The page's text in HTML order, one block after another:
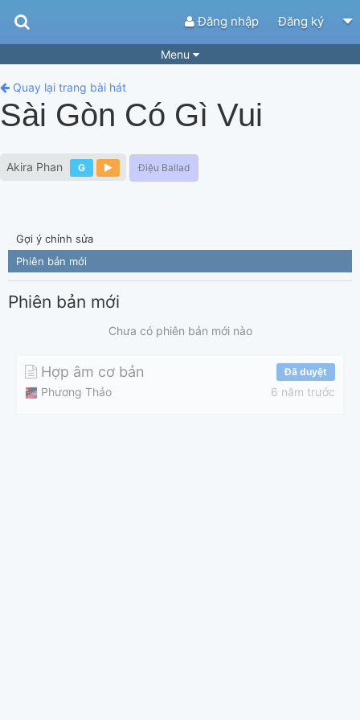
Đăng nhập Đăng ký
Menu
Bài hát
Playlist Hợp âm
Tìm theo hợp âm
Khóa học
Tắt quảng cáo
Quay lại trang bài hát
Sài Gòn Có Gì Vui
Akira Phan G Điệu Ballad
Gợi ý chỉnh sửa
Phiên bản mới
Phiên bản mới
Chưa có phiên bản mới nào
Hợp âm cơ bản Đã duyệt
Phương Thảo 6 năm trước